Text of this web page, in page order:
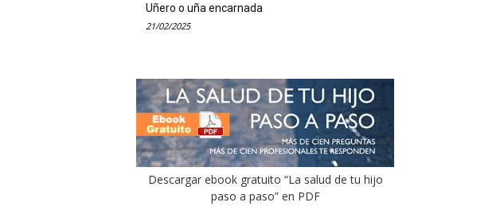
Uñero o uña encarnada
21/02/2025
Descargar ebook gratuito “La salud de tu hijo
paso a paso” en PDF